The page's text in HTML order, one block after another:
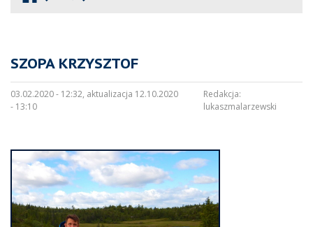
SZOPA KRZYSZTOF
03.02.2020 - 12:32, aktualizacja 12.10.2020
- 13:10
Redakcja:
lukaszmalarzewski